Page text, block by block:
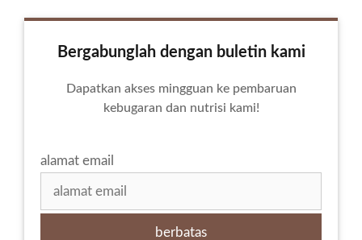
Bergabunglah dengan buletin kami
Dapatkan akses mingguan ke pembaruan
kebugaran dan nutrisi kami!
alamat email